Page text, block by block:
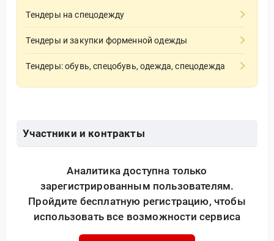
Тендеры на спецодежду
Тендеры и закупки форменной одежды
Тендеры: обувь, спецобувь, одежда, спецодежда
Участники и контракты
Аналитика доступна только
зарегистрированным пользователям.
Пройдите бесплатную регистрацию, чтобы
использовать все возможности сервиса